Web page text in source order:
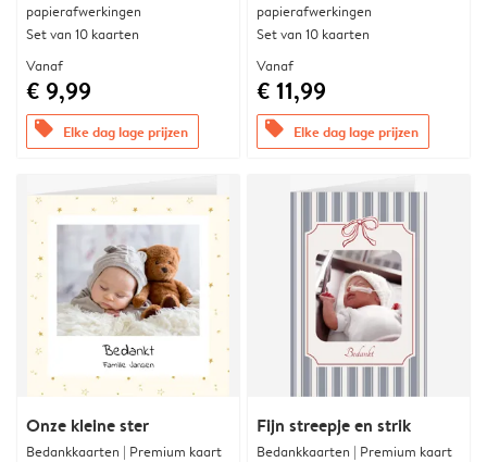
papierafwerkingen
Set van 10 kaarten
Vanaf
€ 9,99
offers Elke dag lage prijzen
papierafwerkingen
Set van 10 kaarten
Vanaf
€ 11,99
offers Elke dag lage prijzen
Onze kleine ster
Bedankkaarten | Premium kaart
Fijn streepje en strik
Bedankkaarten | Premium kaart